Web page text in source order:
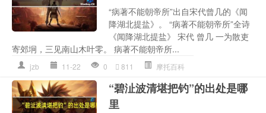
“病著不能朝帝所”出自宋代曾几的《闻
降湖北提盐》。 “病著不能朝帝所”全诗
《闻降湖北提盐》 宋代 曾几 一为散吏
寄郊坰，三见南山木叶零。 病著不能朝帝所...
jzb 11-22 0 811 摩托百科
“碧沚波清堪把钓”的出处是哪
里